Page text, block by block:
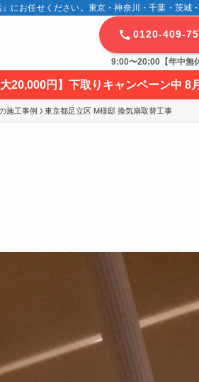
にお任せください。東京・神奈川・千葉・茨
0120-409-
9:00〜20:00【年中無
大20,000円】下取りキャンペーン中 8
施工事例 東京都足立区 M様邸 換気扇取替工事